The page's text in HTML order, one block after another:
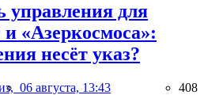
управления для
«Азеркосмоса»:
несёт указ?
06 августа, 13:43 408